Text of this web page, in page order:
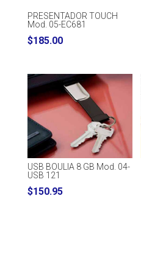
PRESENTADOR TOUCH
Mod. 05-EC681
$185.00
USB BOULIA 8 GB Mod. 04-
USB 121
$150.95